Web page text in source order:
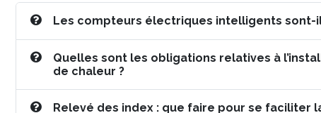
Les compteurs électriques intelligents sont-
Quelles sont les obligations relatives à
de chaleur ?
Relevé des index : que faire pour se faciliter